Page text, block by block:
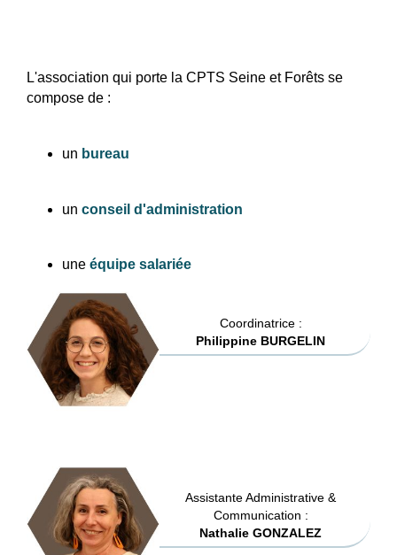
L'association qui porte la CPTS Seine et Forêts se
compose de :
un bureau
un conseil d'administration
une équipe salariée
Coordinatrice :
Philippine BURGELIN
Assistante Administrative &
Communication :
Nathalie GONZALEZ